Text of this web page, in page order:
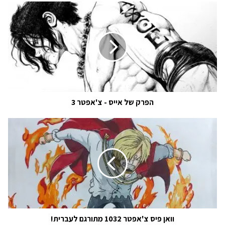
צ'אפטר
3
הפרק של אייס - צ'אפטר 3
לעברית!
וואן פיס צ'אפטר 1032 מתורגם לעברית!